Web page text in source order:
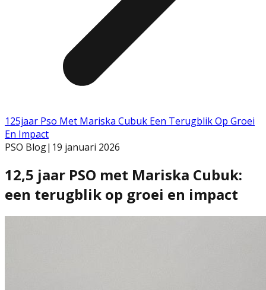
125jaar Pso Met Mariska Cubuk Een Terugblik Op Groei
En Impact
PSO Blog| 19 januari 2026
12,5 jaar PSO met Mariska Cubuk:
een terugblik op groei en impact